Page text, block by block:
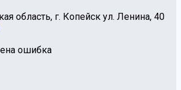
область, г. Копейск ул. Ленина, 40
ошибка